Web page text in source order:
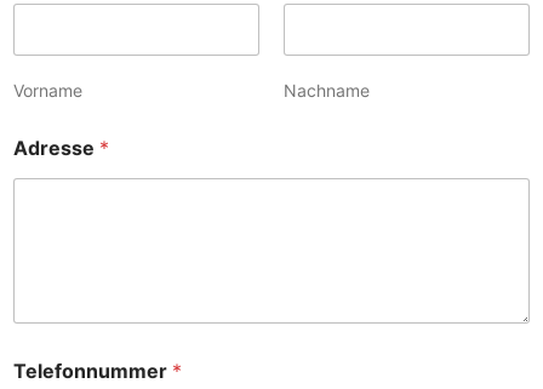
Vorname Nachname
Adresse *
Telefonnummer *